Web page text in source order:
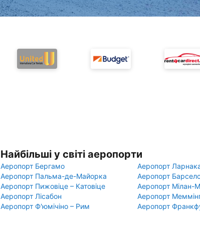
Найбільші у світі аеропорти
Аеропорт Бергамо
Аеропорт
Аеропорт Пальма-де-Майорка
Аеропорт
Аеропорт Пижовіце – Катовіце
Аеропорт Мілан-
Аеропорт Лісабон
Аеропорт
Аеропорт Ф'юмічіно – Рим
Аеропорт